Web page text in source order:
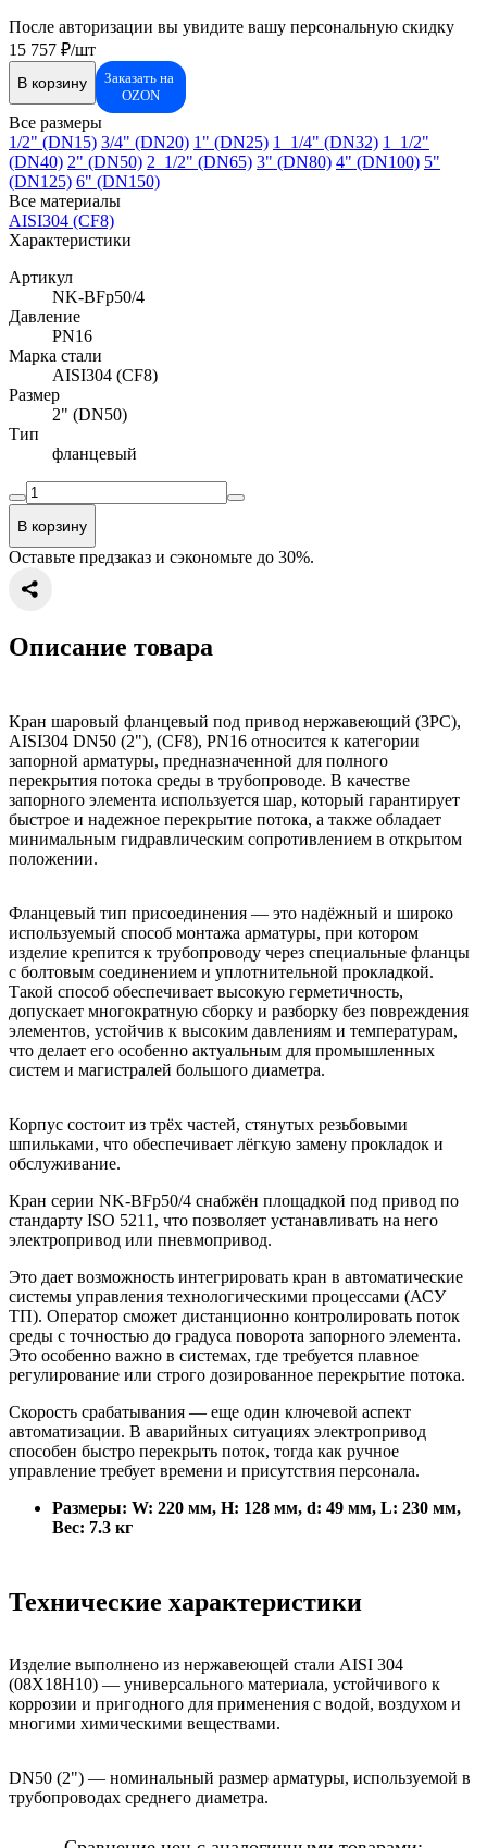
После авторизации вы увидите вашу персональную скидку
15 757 ₽/шт
В корзину
Заказать на
OZON
Все размеры
1/2" (DN15) 3/4" (DN20) 1" (DN25) 1_1/4" (DN32) 1_1/2"
(DN40) 2" (DN50) 2_1/2" (DN65) 3" (DN80) 4" (DN100) 5"
(DN125) 6" (DN150)
Все материалы
AISI304 (CF8)
Характеристики
Артикул
NK-BFp50/4
Давление
PN16
Марка стали
AISI304 (CF8)
Размер
2" (DN50)
Тип
фланцевый
В корзину
Оставьте предзаказ и сэкономьте до 30%.
Описание товара
Корпус состоит из трёх частей, стянутых резьбовыми
шпильками, что обеспечивает лёгкую замену прокладок и
обслуживание.
Кран серии NK-BFp50/4 снабжён площадкой под привод по
стандарту ISO 5211, что позволяет устанавливать на него
электропривод или пневмопривод.
Это дает возможность интегрировать кран в автоматические
системы управления технологическими процессами (АСУ
ТП). Оператор сможет дистанционно контролировать поток
среды с точностью до градуса поворота запорного элемента.
Это особенно важно в системах, где требуется плавное
регулирование или строго дозированное перекрытие потока.
Скорость срабатывания — еще один ключевой аспект
автоматизации. В аварийных ситуациях электропривод
способен быстро перекрыть поток, тогда как ручное
управление требует времени и присутствия персонала.
Размеры: W: 220 мм, H: 128 мм, d: 49 мм, L: 230 мм,
Вес: 7.3 кг
Фланцевый тип присоединения — это надёжный и широко
используемый способ монтажа арматуры, при котором
изделие крепится к трубопроводу через специальные фланцы
с болтовым соединением и уплотнительной прокладкой.
Такой способ обеспечивает высокую герметичность,
допускает многократную сборку и разборку без повреждения
элементов, устойчив к высоким давлениям и температурам,
что делает его особенно актуальным для промышленных
систем и магистралей большого диаметра.
Кран шаровый фланцевый под привод нержавеющий (3PC),
AISI304 DN50 (2"), (CF8), PN16 относится к категории
запорной арматуры, предназначенной для полного
перекрытия потока среды в трубопроводе. В качестве
запорного элемента используется шар, который гарантирует
быстрое и надежное перекрытие потока, а также обладает
минимальным гидравлическим сопротивлением в открытом
положении.
Технические характеристики
Изделие выполнено из нержавеющей стали AISI 304
(08Х18Н10) — универсального материала, устойчивого к
коррозии и пригодного для применения с водой, воздухом и
многими химическими веществами.
DN50 (2") — номинальный размер арматуры, используемой в
трубопроводах среднего диаметра.